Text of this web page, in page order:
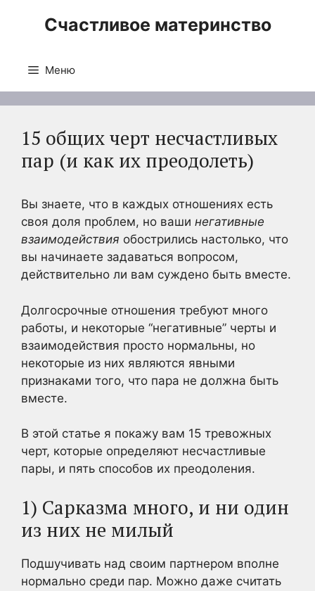
Счастливое материнство
Меню
15 общих черт несчастливых
пар (и как их преодолеть)
Вы знаете, что в каждых отношениях есть
своя доля проблем, но ваши негативные
взаимодействия обострились настолько, что
вы начинаете задаваться вопросом,
действительно ли вам суждено быть вместе.
Долгосрочные отношения требуют много
работы, и некоторые “негативные” черты и
взаимодействия просто нормальны, но
некоторые из них являются явными
признаками того, что пара не должна быть
вместе.
В этой статье я покажу вам 15 тревожных
черт, которые определяют несчастливые
пары, и пять способов их преодоления.
1) Сарказма много, и ни один
из них не милый
Подшучивать над своим партнером вполне
нормально среди пар. Можно даже считать